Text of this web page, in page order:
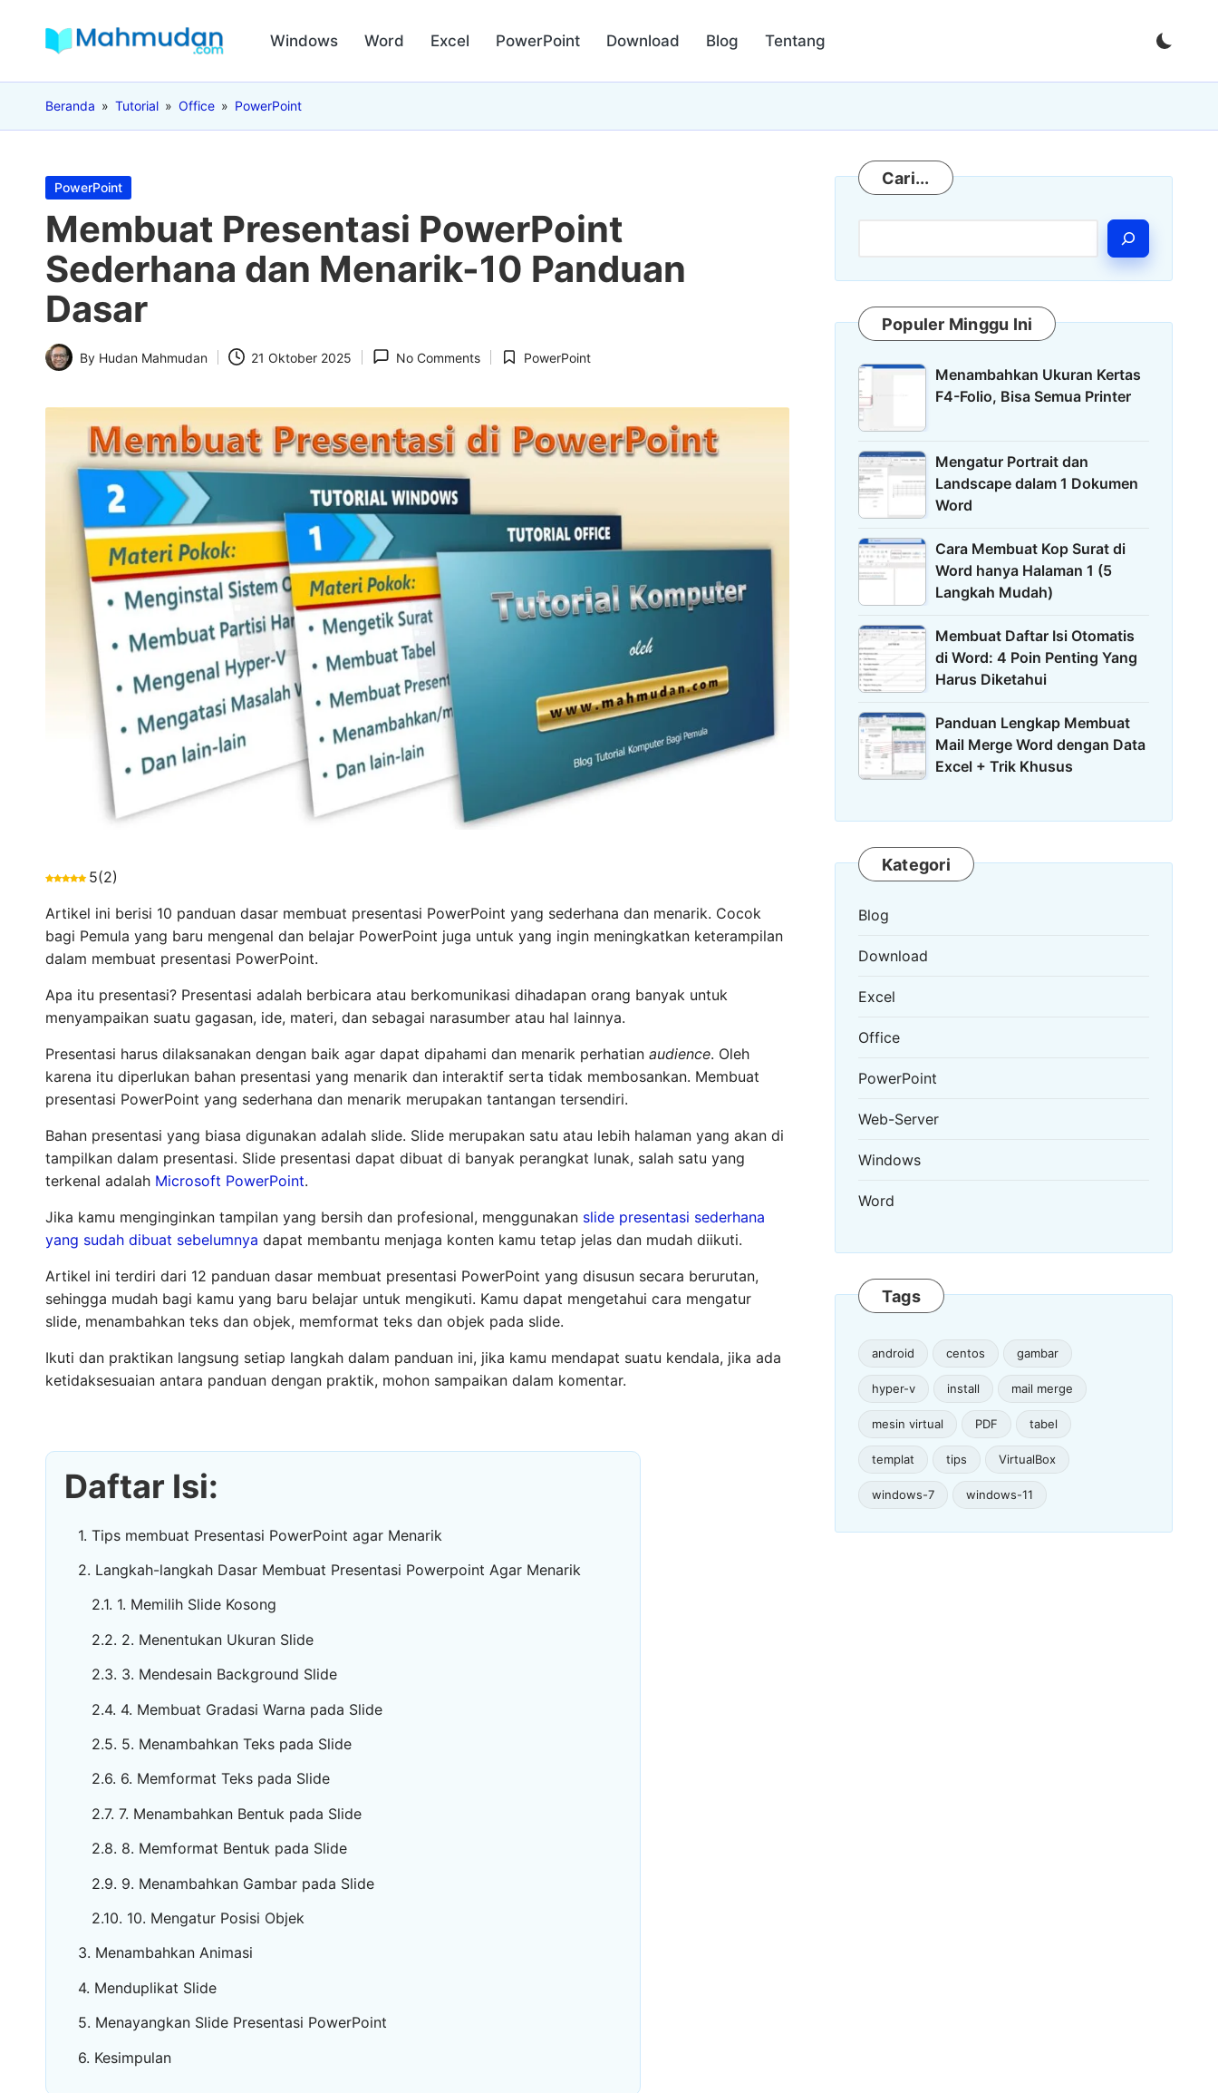
M
a
m
u
d
a
n
Tanpa
Windows Word Excel PowerPoint Download Blog Tentang
Beranda » Tutorial » Office » PowerPoint
Posted
in
PowerPoint
Membuat Presentasi PowerPoint
Sederhana dan Menarik-10 Panduan
Dasar
Posted
By Hudan Mahmudan 21 Oktober 2025 No Comments
Posted
PowerPoint
5(2)
Artikel ini berisi 10 panduan dasar membuat presentasi PowerPoint yang sederhana dan menarik. Cocok
bagi Pemula yang baru mengenal dan belajar PowerPoint juga untuk yang ingin meningkatkan keterampilan
dalam membuat presentasi PowerPoint.
Apa itu presentasi? Presentasi adalah berbicara atau berkomunikasi dihadapan orang banyak untuk
menyampaikan suatu gagasan, ide, materi, dan sebagai narasumber atau hal lainnya.
Presentasi harus dilaksanakan dengan baik agar dapat dipahami dan menarik perhatian audience. Oleh
karena itu diperlukan bahan presentasi yang menarik dan interaktif serta tidak membosankan. Membuat
presentasi PowerPoint yang sederhana dan menarik merupakan tantangan tersendiri.
Bahan presentasi yang biasa digunakan adalah slide. Slide merupakan satu atau lebih halaman yang akan di
tampilkan dalam presentasi. Slide presentasi dapat dibuat di banyak perangkat lunak, salah satu yang
terkenal adalah Microsoft PowerPoint.
Jika kamu menginginkan tampilan yang bersih dan profesional, menggunakan slide presentasi sederhana
yang sudah dibuat sebelumnya dapat membantu menjaga konten kamu tetap jelas dan mudah diikuti.
Artikel ini terdiri dari 12 panduan dasar membuat presentasi PowerPoint yang disusun secara berurutan,
sehingga mudah bagi kamu yang baru belajar untuk mengikuti. Kamu dapat mengetahui cara mengatur
slide, menambahkan teks dan objek, memformat teks dan objek pada slide.
Ikuti dan praktikan langsung setiap langkah dalam panduan ini, jika kamu mendapat suatu kendala, jika ada
ketidaksesuaian antara panduan dengan praktik, mohon sampaikan dalam komentar.
Daftar Isi:
Tips membuat Presentasi PowerPoint agar Menarik
Langkah-langkah Dasar Membuat Presentasi Powerpoint Agar Menarik
1. Memilih Slide Kosong
2. Menentukan Ukuran Slide
3. Mendesain Background Slide
4. Membuat Gradasi Warna pada Slide
5. Menambahkan Teks pada Slide
6. Memformat Teks pada Slide
7. Menambahkan Bentuk pada Slide
8. Memformat Bentuk pada Slide
9. Menambahkan Gambar pada Slide
10. Mengatur Posisi Objek
Menambahkan Animasi
Menduplikat Slide
Menayangkan Slide Presentasi PowerPoint
Kesimpulan
Cari...
Cari
Populer Minggu Ini
Menambahkan Ukuran Kertas
F4-Folio, Bisa Semua Printer
Mengatur Portrait dan
Landscape dalam 1 Dokumen
Word
Cara Membuat Kop Surat di
Word hanya Halaman 1 (5
Langkah Mudah)
Membuat Daftar Isi Otomatis
di Word: 4 Poin Penting Yang
Harus Diketahui
Panduan Lengkap Membuat
Mail Merge Word dengan Data
Excel + Trik Khusus
Kategori
Blog
Download
Excel
Office
PowerPoint
Web-Server
Windows
Word
Tags
android centos gambar
hyper-v install mail merge
mesin virtual PDF tabel
templat tips VirtualBox
windows-7 windows-11